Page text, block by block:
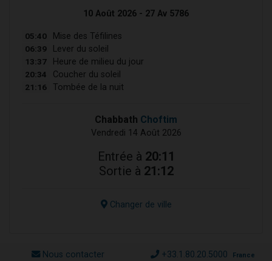
10 Août 2026 - 27 Av 5786
05:40 Mise des Téfilines
06:39 Lever du soleil
13:37 Heure de milieu du jour
20:34 Coucher du soleil
21:16 Tombée de la nuit
Chabbath Choftim
Vendredi 14 Août 2026
Entrée à 20:11
Sortie à 21:12
Changer de ville
Nous contacter +33.1.80.20.5000 France